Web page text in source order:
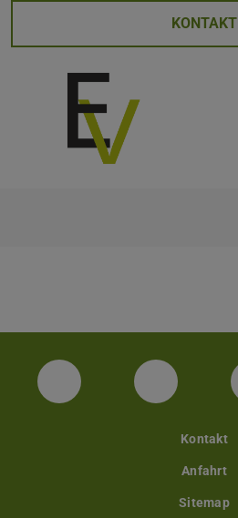
KONTAKT
Facebook Twitter
Kontakt
Anfahrt
Sitemap